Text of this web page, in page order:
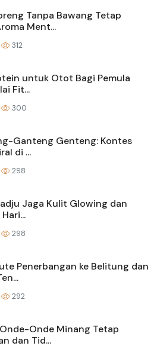
Tanpa Bawang Tetap
Ment...
312
untuk Otot Bagi Pemula
Fit...
300
Ganteng Genteng: Kontes
di ...
298
Jaga Kulit Glowing dan
298
Penerbangan ke Belitung dan
292
Onde Minang Tetap
dan Tid...